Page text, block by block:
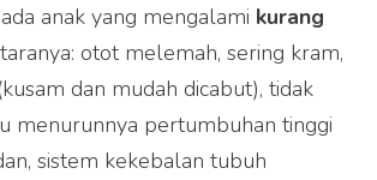
anak yang mengalami kurang
otot melemah, sering kram,
dan mudah dicabut), tidak
menurunnya pertumbuhan tinggi
sistem kekebalan tubuh